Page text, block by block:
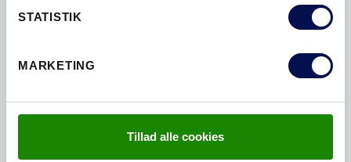
STATISTIK
MARKETING
Tillad alle cookies
SIKKERHEDSDØRE
SKYDEDØRE
SMARTCLOSE
SOMMERHUSDØRE
SPECIALMÅL